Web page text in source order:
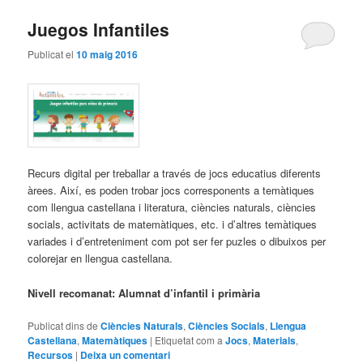
Juegos Infantiles
Publicat el10 maig 2016
Recurs digital per treballar a través de jocs educatius diferents
àrees. Així, es poden trobar jocs corresponents a temàtiques
com llengua castellana i literatura, ciències naturals, ciències
socials, activitats de matemàtiques, etc. i d’altres temàtiques
variades i d’entreteniment com pot ser fer puzles o dibuixos per
colorejar en llengua castellana.
Nivell recomanat: Alumnat d’infantil i primària
Publicat dins de Ciències Naturals,Ciències Socials, Llengua
Castellana,Matemàtiques | Etiquetat com a Jocs,Materials,
Recursos | Deixa un comentari